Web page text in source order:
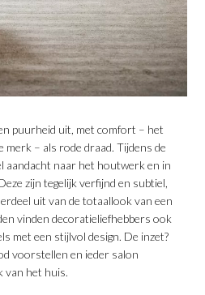
puurheid uit, met comfort – het
merk – als rode draad. Tijdens de
aandacht naar het houtwerk en in
zijn tegelijk verfijnd en subtiel,
uit van de totaallook van een
vinden decoratieliefhebbers ook
met een stijlvol design. De inzet?
voorstellen en ieder salon
het huis.